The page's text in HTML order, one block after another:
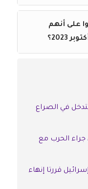
على أنهم
في الصراع
جراء الحرب مع
قررتا إنهاء